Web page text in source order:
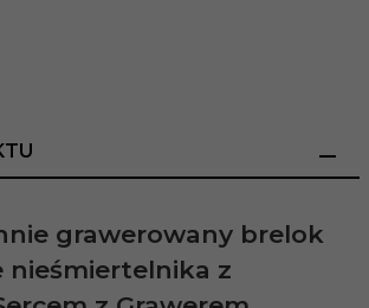
grawerowany brelok
nieśmiertelnika z